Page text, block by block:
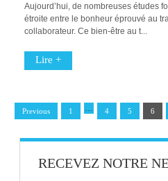
Aujourd’hui, de nombreuses études
étroite entre le bonheur éprouvé au
collaborateur. Ce bien-être au t...
Lire +
Previous 1 … 4 5 6
RECEVEZ NOTRE